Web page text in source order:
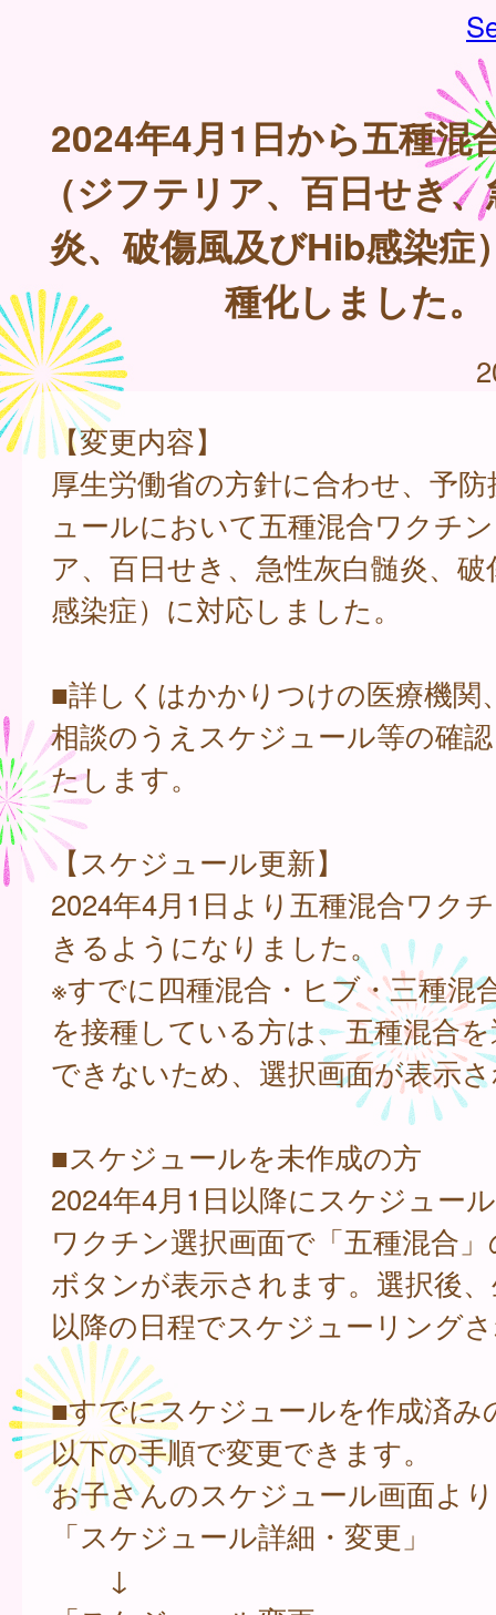
2024年4月1日から五種混
（ジフテリア、百日せき
炎、破傷風及びHib感染症
種化しました。
【変更内容】
厚生労働省の方針に合わせ、予
ュールにおいて五種混合ワクチ
ア、百日せき、急性灰白髄炎、
感染症）に対応しました。
■詳しくはかかりつけの医療機関
相談のうえスケジュール等の確
たします。
【スケジュール更新】
2024年4月1日より五種混合ワク
きるようになりました。
※すでに四種混合・ヒブ・三種混
を接種している方は、五種混合
できないため、選択画面が表示
■スケジュールを未作成の方
2024年4月1日以降にスケジュー
ワクチン選択画面で「五種混合
ボタンが表示されます。選択後
以降の日程でスケジューリング
■すでにスケジュールを作成済み
以下の手順で変更できます。
お子さんのスケジュール画面より
「スケジュール詳細・変更」
↓